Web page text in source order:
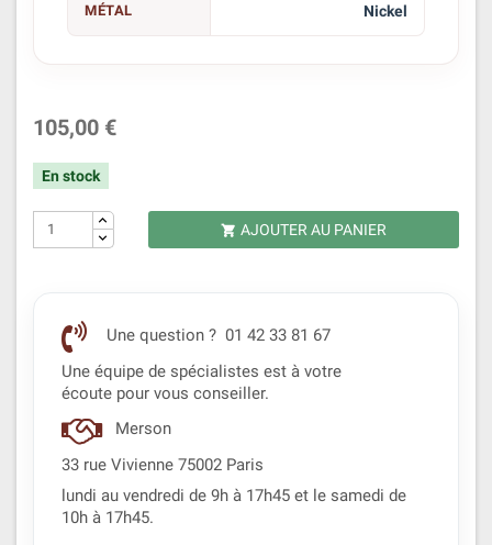
MÉTAL Nickel
105,00 €
En stock
 AJOUTER AU PANIER
Une question ? 01 42 33 81 67
Une équipe de spécialistes est à votre
écoute pour vous conseiller.
Merson
33 rue Vivienne 75002 Paris
lundi au vendredi de 9h à 17h45 et le samedi de
10h à 17h45.